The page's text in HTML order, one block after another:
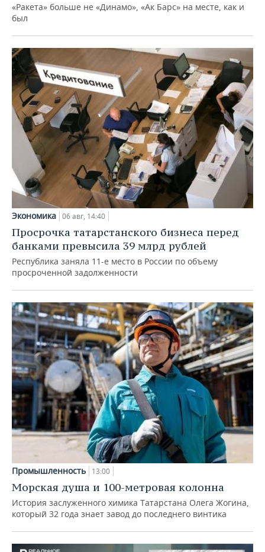
«Ракета» больше не «Динамо», «Ак Барс» на месте, как и
был
Экономика 06 авг, 14:40
Просрочка татарстанского бизнеса перед
банками превысила 39 млрд рублей
Республика заняла 11-е место в России по объему
просроченной задолженности
Промышленность 13:00
Морская душа и 100-метровая колонна
История заслуженного химика Татарстана Олега Жогина,
который 32 года знает завод до последнего винтика